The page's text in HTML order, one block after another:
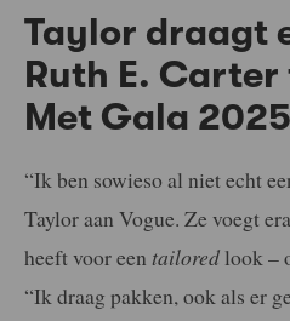
Taylor draagt
Ruth E.
Met Gala 2025
“Ik ben sowieso al niet echt
Taylor aan Vogue. Ze voegt
heeft voor een tailored look –
“Ik draag pakken, ook als er